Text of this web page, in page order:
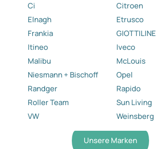
Ci Citroen
Elnagh Etrusco
Frankia GIOTTILINE
Itineo Iveco
Malibu McLouis
Niesmann + Bischoff Opel
Randger Rapido
Roller Team Sun Living
VW Weinsberg
Unsere Marken